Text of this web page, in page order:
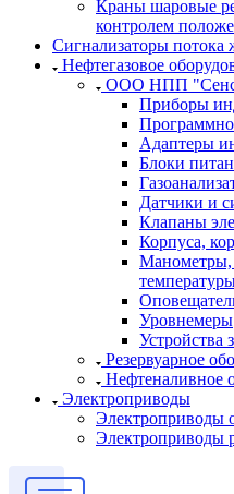
Краны шаровые
контролем
Сигнализаторы потока
Нефтегазовое
ООО НПП
Приборы
Адаптеры
Блоки
Датчики и
Клапаны
Корпуса,
Манометры,
Уровнемеры
Устройства
Резервуарное
Нефтеналивное
Электроприводы
Электроприводы
Электроприводы